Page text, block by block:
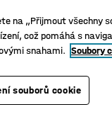
na „Přijmout všechny
což pomáhá s
snahami. Soubory
souborů cookie